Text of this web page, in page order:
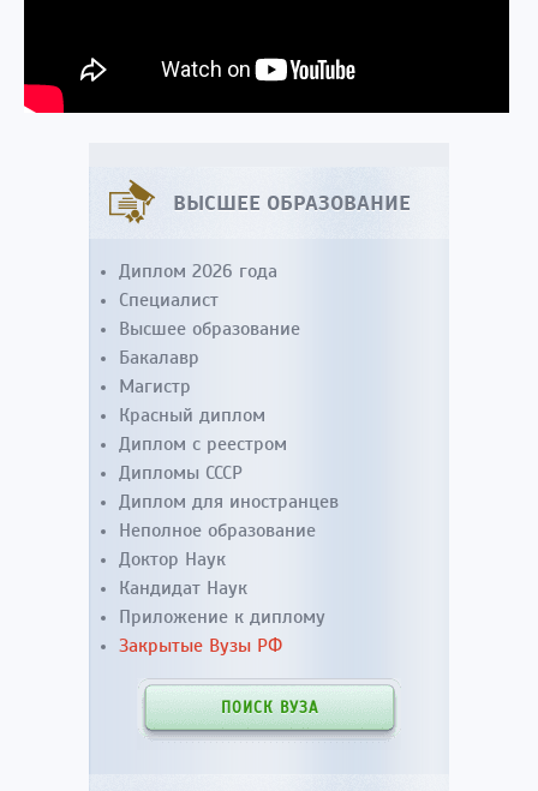
ВЫСШЕЕ ОБРАЗОВАНИЕ
Диплом 2026 года
Специалист
Высшее образование
Бакалавр
Магистр
Красный диплом
Диплом с реестром
Дипломы СССР
Диплом для иностранцев
Неполное образование
Доктор Наук
Кандидат Наук
Приложение к диплому
Закрытые Вузы РФ
ПОИСК ВУЗА